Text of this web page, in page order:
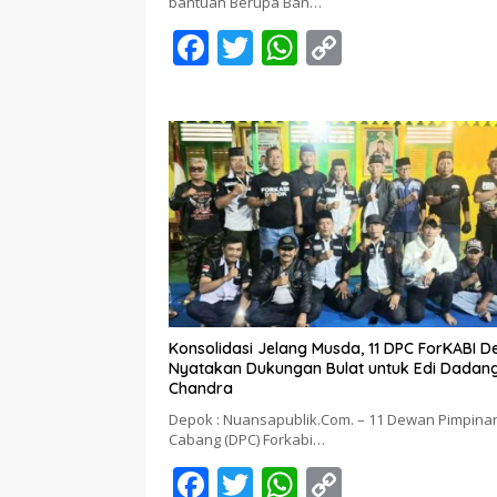
F
e
b
o
o
k
T
itt
er
W
at
s
A
p
p
p
y
Li
n
k
Konsolidasi Jelang Musda, 11 DPC ForKABI
Nyatakan Dukungan Bulat untuk Edi
Chandra
Depok : Nuansapublik.Com. – 11 Dewan
Cabang (DPC) Forkabi…
F T W